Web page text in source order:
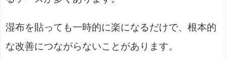
湿布を貼っても一時的に楽になるだけで、根本的
な改善につながらないことがあります。